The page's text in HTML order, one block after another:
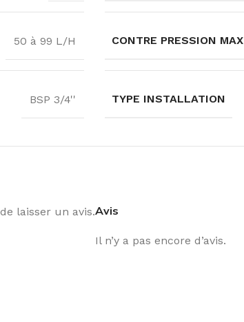
50 à 99 L/H CONTRE PRESSION MAX
BSP 3/4'' TYPE INSTALLATION
Avis
Il n’y a pas encore d’avis.
laisser un avis.